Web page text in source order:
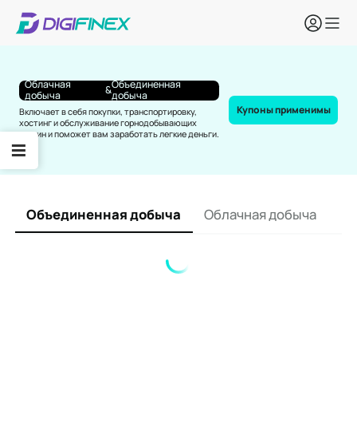
Облачная
добыча
&Объединенная
добыча
Включает в себя покупки, транспортировку,
хостинг и обслуживание горнодобывающих
машин и поможет вам заработать легкие деньги.
Купоны применимы
Объединенная добыча Облачная добыча
Loading component failed. Please refresh the page or check your
network connectivity.